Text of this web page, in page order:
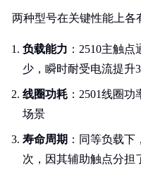
两种型号在关键性能上各
负载能力 ：2510主触
少，瞬时耐受电流提升
线圈功耗 ：2501线圈
场景
寿命周期 ：同等负载下
次，因其辅助触点分担